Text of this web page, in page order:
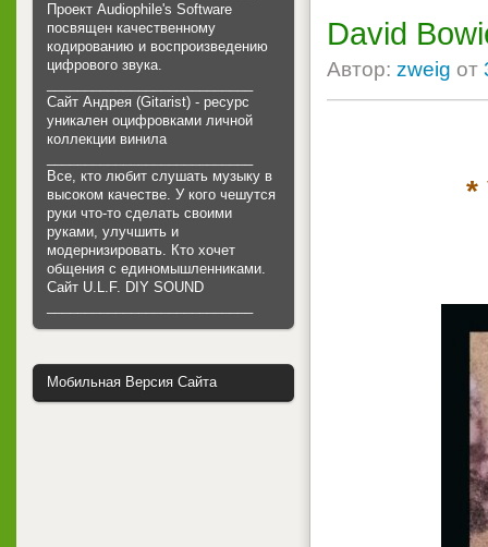
David
Автор: zweig от
*
Проект Audiophile's Software
посвящен качественному
кодированию и воспроизведению
цифрового звука.
Сайт Андрея (Gitarist) - ресурс
уникален оцифровками личной
коллекции винила
Все, кто любит слушать музыку в
высоком качестве. У кого чешутся
руки что-то сделать своими
руками, улучшить и
модернизировать. Кто хочет
общения с единомышленниками.
Cайт U.L.F. DIY SOUND
Мобильная Версия Сайта